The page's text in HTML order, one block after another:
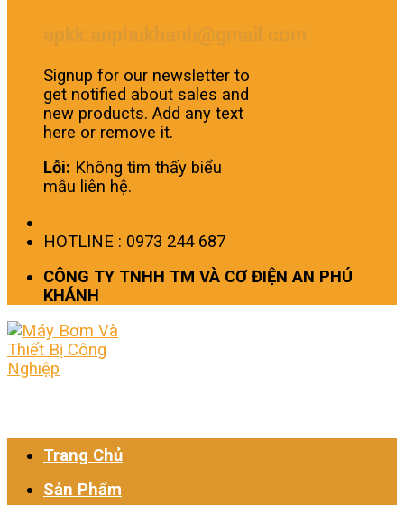
Signup for our newsletter to
get notified about sales and
new products. Add any text
here or remove it.
Lỗi: Không tìm thấy biểu
mẫu liên hệ.
HOTLINE : 0973 244 687
CÔNG TY TNHH TM VÀ CƠ ĐIỆN AN PHÚ
KHÁNH
Trang Chủ
Sản Phẩm